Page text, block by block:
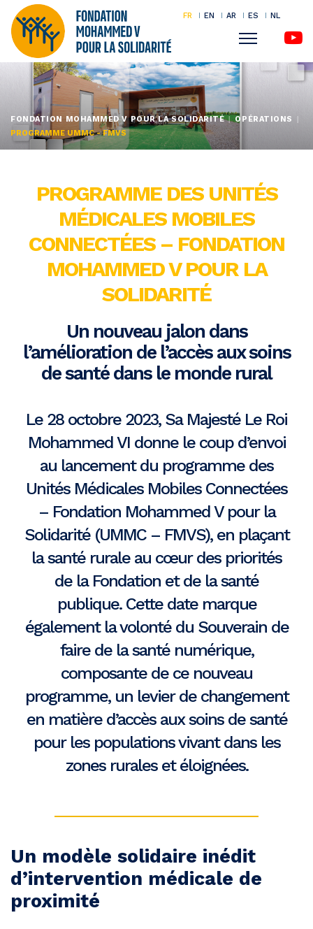
contenu
principal
FR EN AR ES NL
Menu
FONDATION MOHAMMED V POUR LA SOLIDARITÉ
OPÉRATIONS
PROGRAMME UMMC - FMVS
PROGRAMME DES UNITÉS
MÉDICALES MOBILES
CONNECTÉES – FONDATION
MOHAMMED V POUR LA
SOLIDARITÉ
Un nouveau jalon dans
l’amélioration de l’accès aux soins
de santé dans le monde rural
Le 28 octobre 2023, Sa Majesté Le Roi
Mohammed VI donne le coup d’envoi
au lancement du programme des
Unités Médicales Mobiles Connectées
– Fondation Mohammed V pour la
Solidarité (UMMC – FMVS), en plaçant
la santé rurale au cœur des priorités
de la Fondation et de la santé
publique. Cette date marque
également la volonté du Souverain de
faire de la santé numérique,
composante de ce nouveau
programme, un levier de changement
en matière d’accès aux soins de santé
pour les populations vivant dans les
zones rurales et éloignées.
Un modèle solidaire inédit
d’intervention médicale de
proximité